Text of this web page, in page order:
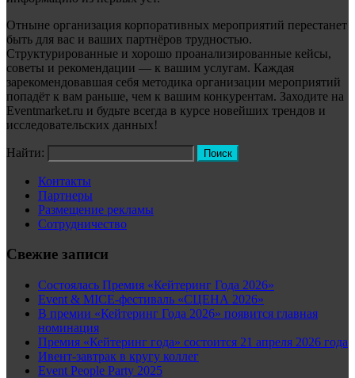
Отныне организация корпоративных мероприятий перестанет
быть для вас и ваших партнёров трудностью.
Структурированные и хорошо проанализированные кейсы,
советы и рекомендации — к вашим услугам. Каждая
зарекомендовавшая себя методика организации мероприятий
попадёт к вам раньше, чем к вашим конкурентам. Заходите на
Eventmarket.ru и будьте всегда в курсе новейших трендов и
исследовательских данных!
Найти:
Контакты
Партнеры
Размещение рекламы
Сотрудничество
Свежие записи
Состоялась Премия «Кейтеринг Года 2026»
Event & MICE-фестиваль «СЦЕНА 2026»
В премии «Кейтеринг Года 2026» появится главная
номинация
Премия «Кейтеринг года» состоится 21 апреля 2026 года
Ивент-завтрак в кругу коллег
Event People Party 2025